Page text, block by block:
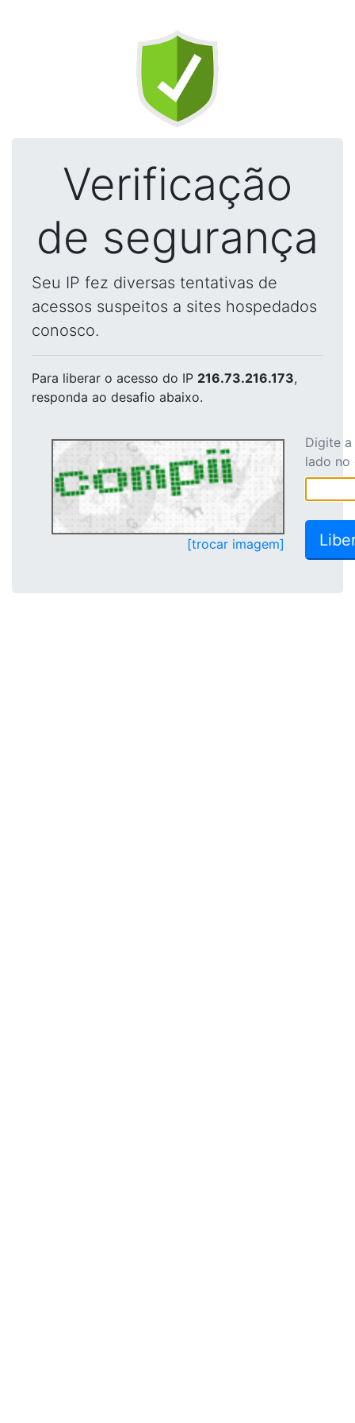
Verificação
de segurança
Seu IP fez diversas tentativas de
acessos suspeitos a sites hospedados
conosco.
Para liberar o acesso do IP 216.73.216.173,
responda ao desafio abaixo.
[trocar imagem]
Digite
lado no